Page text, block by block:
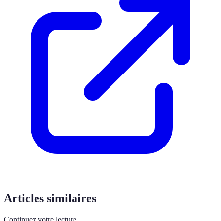
Articles similaires